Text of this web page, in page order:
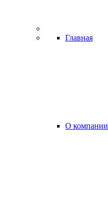
Главная
О компании